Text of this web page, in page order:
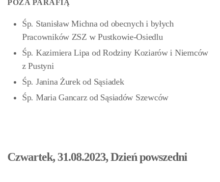
POZA PARAFIĄ
Śp. Stanisław Michna od obecnych i byłych
Pracowników ZSZ w Pustkowie-Osiedlu
Śp. Kazimiera Lipa od Rodziny Koziarów i Niemców
z Pustyni
Śp. Janina Żurek od Sąsiadek
Śp. Maria Gancarz od Sąsiadów Szewców
Czwartek, 31.08.2023, Dzień powszedni